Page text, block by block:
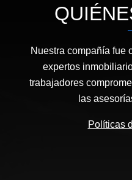
Nuestra compañía fue
expertos
trabajadores
las
Políticas